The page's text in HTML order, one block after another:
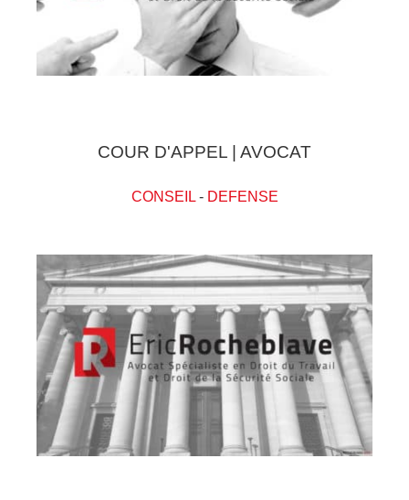
COUR D'APPEL | AVOCAT
CONSEIL- DEFENSE